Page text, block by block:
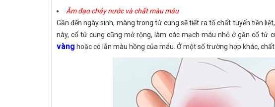
Âm đạo chảy nước và chất màu máu
Gần đến ngày sinh, màng trong tử cung sẽ tiết ra tố chất tuyến tiền
này, cổ tử cung cũng mở rộng, làm các mạch máu nhỏ ở gần cổ tử
vàng hoặc có lẫn màu hồng của máu. Ở một số trường hợp khác,